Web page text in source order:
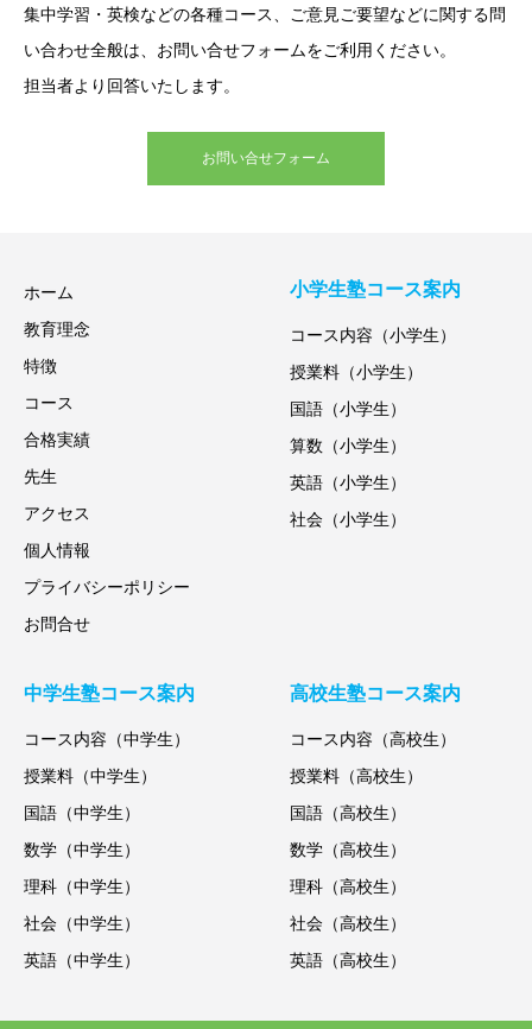
集中学習・英検などの各種コース、ご意見ご要望などに関する問
い合わせ全般は、お問い合せフォームをご利用ください。
担当者より回答いたします。
お問い合せフォーム
ホーム
教育理念
特徴
コース
合格実績
先生
アクセス
個人情報
プライバシーポリシー
お問合せ
小学生塾コース案内
コース内容（小学生）
授業料（小学生）
国語（小学生）
算数（小学生）
英語（小学生）
社会（小学生）
中学生塾コース案内
コース内容（中学生）
授業料（中学生）
国語（中学生）
数学（中学生）
理科（中学生）
社会（中学生）
英語（中学生）
高校生塾コース案内
コース内容（高校生）
授業料（高校生）
国語（高校生）
数学（高校生）
理科（高校生）
社会（高校生）
英語（高校生）